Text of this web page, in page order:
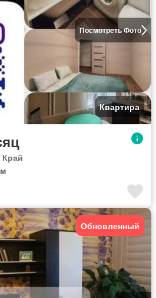
Посмотреть Фото
Квартира
Край
Обновленный